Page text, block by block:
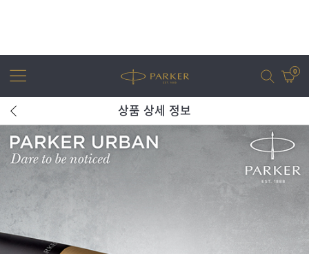
0
어번
상품 상세 정보